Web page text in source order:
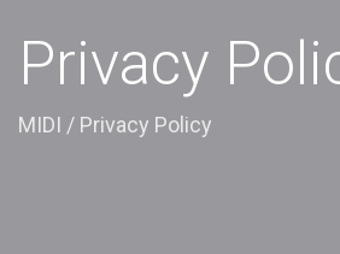
Privacy
MIDI / Privacy Policy